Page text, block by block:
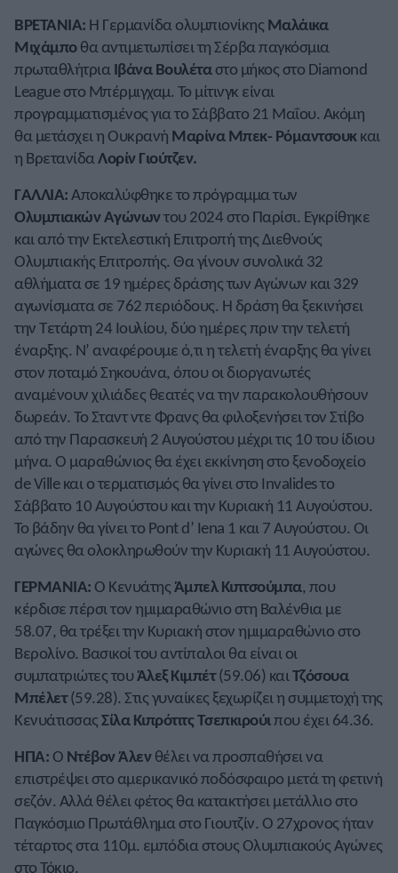
ΒΡΕΤΑΝΙΑ: Η Γερμανίδα ολυμπιονίκης Μαλάικα
Μιχάμποθα αντιμετωπίσει τη Σέρβα παγκόσμια
πρωταθλήτρια Ιβάνα Βουλέτα στο μήκος στο Diamond
League στο Μπέρμιγχαμ. Το μίτινγκ είναι
προγραμματισμένος για το Σάββατο 21 Μαΐου. Ακόμη
θα μετάσχει η Ουκρανή Μαρίνα Μπεκ- Ρόμαντσουκκαι
η ΒρετανίδαΛορίν Γιούτζεν.
ΓΑΛΛΙΑ:Αποκαλύφθηκε το πρόγραμμα των
Ολυμπιακών Αγώνωντου 2024 στο Παρίσι. Εγκρίθηκε
και από την Εκτελεστική Επιτροπή της Διεθνούς
Ολυμπιακής Επιτροπής. Θα γίνουν συνολικά 32
αθλήματα σε 19 ημέρες δράσης των Αγώνων και 329
αγωνίσματα σε 762 περιόδους. Η δράση θα ξεκινήσει
την Τετάρτη 24 Ιουλίου, δύο ημέρες πριν την τελετή
έναρξης. Ν’ αναφέρουμε ό,τι η τελετή έναρξης θα γίνει
στον ποταμό Σηκουάνα, όπου οι διοργανωτές
αναμένουν χιλιάδες θεατές να την παρακολουθήσουν
δωρεάν. Το Σταντ ντε Φρανς θα φιλοξενήσει τον Στίβο
από την Παρασκευή 2 Αυγούστου μέχρι τις 10 του ίδιου
μήνα. Ο μαραθώνιος θα έχει εκκίνηση στο ξενοδοχείο
de Ville και ο τερματισμός θα γίνει στο Invalides το
Σάββατο 10 Αυγούστου και την Κυριακή 11 Αυγούστου.
Το βάδην θα γίνει το Pont d’ Iena 1 και 7 Αυγούστου. Οι
αγώνες θα ολοκληρωθούν την Κυριακή 11 Αυγούστου.
ΓΕΡΜΑΝΙΑ: Ο ΚενυάτηςΆμπελ Κιπτσούμπα, που
κέρδισε πέρσι τον ημιμαραθώνιο στη Βαλένθια με
58.07, θα τρέξει την Κυριακή στον ημιμαραθώνιο στο
Βερολίνο. Βασικοί του αντίπαλοι θα είναι οι
συμπατριώτες τουΆλεξ Κιμπέτ(59.06) καιΤζόσουα
Μπέλετ(59.28). Στις γυναίκες ξεχωρίζει η συμμετοχή της
ΚενυάτισσαςΣίλα Κιπρότιτς Τσεπκιρούιπου έχει 64.36.
ΗΠΑ: Ο Ντέβον Άλενθέλει να προσπαθήσει να
επιστρέψει στο αμερικανικό ποδόσφαιρο μετά τη φετινή
σεζόν. Αλλά θέλει φέτος θα κατακτήσει μετάλλιο στο
Παγκόσμιο Πρωτάθλημα στο Γιουτζίν. Ο 27χρονος ήταν
τέταρτος στα 110μ. εμπόδια στους Ολυμπιακούς Αγώνες
στο Τόκιο.